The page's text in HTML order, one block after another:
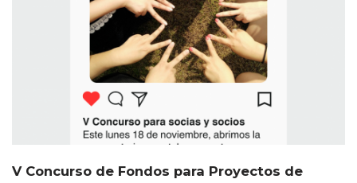
V Concurso de Fondos para Proyectos de